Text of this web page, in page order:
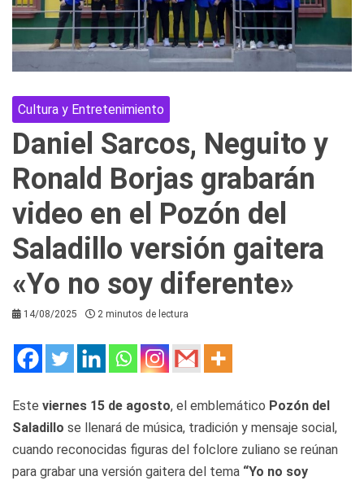
Cultura y Entretenimiento
Daniel Sarcos, Neguito y
Ronald Borjas grabarán
video en el Pozón del
Saladillo versión gaitera
«Yo no soy diferente»
14/08/2025 2 minutos de lectura
Este viernes 15 de agosto, el emblemático Pozón del
Saladillo se llenará de música, tradición y mensaje social,
cuando reconocidas figuras del folclore zuliano se reúnan
para grabar una versión gaitera del tema “Yo no soy